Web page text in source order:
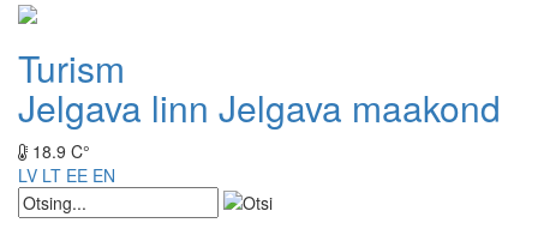
Turism
Jelgava linn Jelgava maakond
18.9 C°
LV LT EE EN